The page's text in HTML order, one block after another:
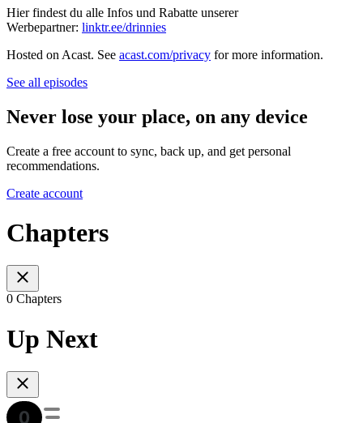
Hier findest du alle Infos und Rabatte unserer
Werbepartner: linktr.ee/drinnies
Hosted on Acast. See acast.com/privacy for more information.
See all episodes
Never lose your place, on any device
Create a free account to sync, back up, and get personal
recommendations.
Create account
Chapters
0 Chapters
Up Next